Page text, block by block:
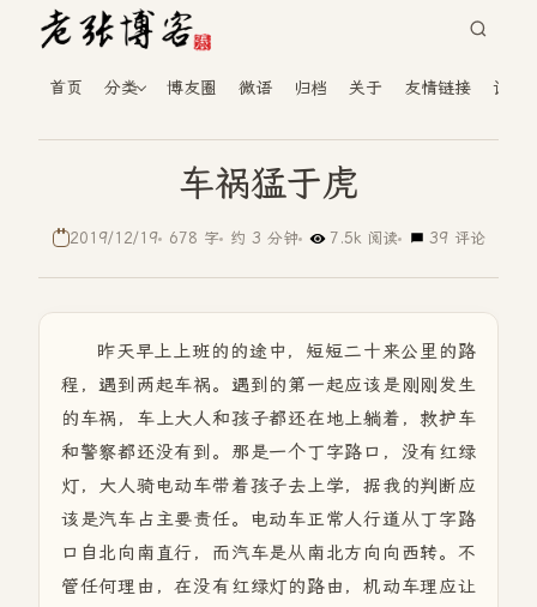
首页 分类 博友圈 微语 归档 关于 友情链接 读者
车祸猛于虎
2019/12/19 678 字 约 3 分钟 7.5k 阅读 39 评论
昨天早上上班的的途中，短短二十来公里的路
程，遇到两起车祸。遇到的第一起应该是刚刚发生
的车祸，车上大人和孩子都还在地上躺着，救护车
和警察都还没有到。那是一个丁字路口，没有红绿
灯，大人骑电动车带着孩子去上学，据我的判断应
该是汽车占主要责任。电动车正常人行道从丁字路
口自北向南直行，而汽车是从南北方向向西转。不
管任何理由，在没有红绿灯的路由，机动车理应让